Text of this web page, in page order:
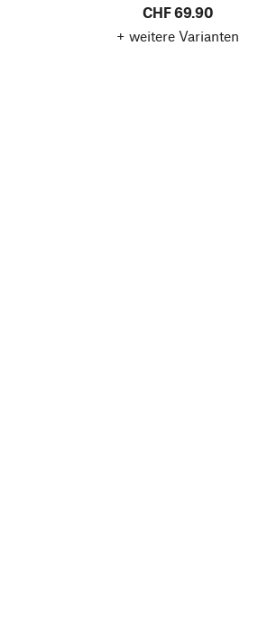
CHF 69.90
+ weitere Varianten